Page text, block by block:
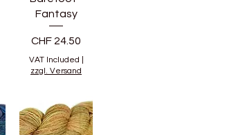
Fantasy
Price
CHF 24.50
VAT Included
zzgl. Versand